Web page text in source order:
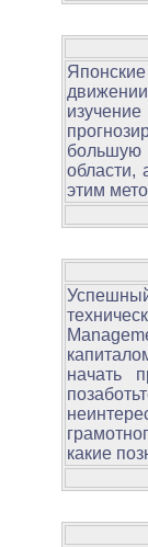
большую
области,
этим
начать
какие